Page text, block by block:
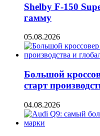
Shelby F-150
гамму
05.08.2026
Большой
старт
04.08.2026